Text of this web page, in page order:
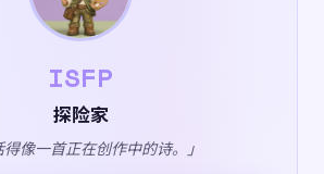
ISFP
探险家
得像一首正在创作中的诗。」